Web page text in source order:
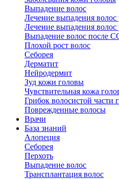
Выпадение волос
Лечение выпадения
Лечение выпадения
Выпадение волос после
Плохой рост волос
Cеборея
Дерматит
Нейродермит
Зуд кожи головы
Чувствительная кожа
Грибок волосистой части
Поврежденные волосы
Врачи
База знаний
Алопеция
Себорея
Перхоть
Выпадение волос
Трансплантация волос